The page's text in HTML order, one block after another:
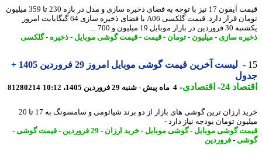
قیمت آیفون 17 نیز با توجه به فضای ذخیره سازی و مدل در بازه 230 تا 359 میلیون
تومان قرار دارد. قیمت گلکسی A06 با فضای ذخیره سازی 64 گیگابایت امروز
موبایل 19 میلیون و 700 ...
سازی- میلیون-تومان-قیمت-قیمت گوشی موبایل-ذخیره-گلکسی
لیست آخرین قیمت گوشی موبایل امروز 29 فروردین 1405 +
24
-اقتصادی-4 ماه پیش - شنبه 29 فروردین 1405، 10:12 81280214
خرید ارزان ترین گوشی های بازار از دو برند شیائومی و سامسونگ به 17 تا 20
تومان بودجه نیاز دارد -
گوشی موبایل-گوشی موبایل-خرید ارزان - 29 فروردین -قیمت گوشی-
-فروردین